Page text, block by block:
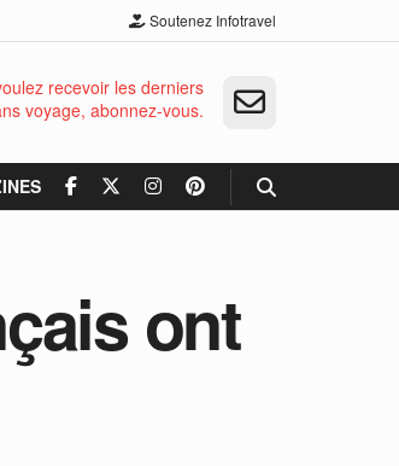
Soutenez Infotravel
recevoir les derniers
voyage, abonnez-vous.
ont